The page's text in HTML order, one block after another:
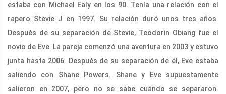
estaba con Michael Ealy en los 90. Tenía una relación con el
rapero Stevie J en 1997. Su relación duró unos tres años.
Después de su separación de Stevie, Teodorin Obiang fue el
novio de Eve. La pareja comenzó una aventura en 2003 y estuvo
junta hasta 2006. Después de su separación de él, Eve estaba
saliendo con Shane Powers. Shane y Eve supuestamente
salieron en 2007, pero no se sabe cuándo se separaron.